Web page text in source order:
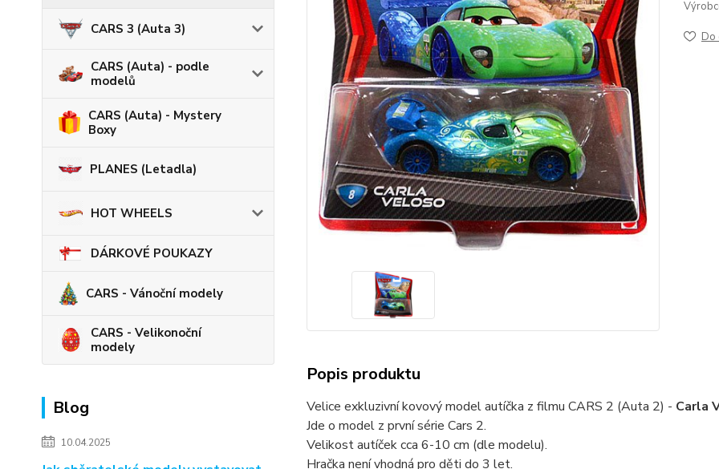
CARS 3 (Auta 3)
CARS (Auta) - podle
modelů
CARS (Auta) - Mystery
Boxy
PLANES (Letadla)
HOT WHEELS
DÁRKOVÉ POUKAZY
CARS - Vánoční modely
CARS - Velikonoční
modely
Blog
10.04.2025
Do
Popis produktu
Velice exkluzivní kovový model autíčka z filmu CARS 2 (Auta 2) - Carla
Jde o model z první série Cars 2.
Velikost autíček cca 6-10 cm (dle modelu).
Hračka není vhodná pro děti do 3 let.